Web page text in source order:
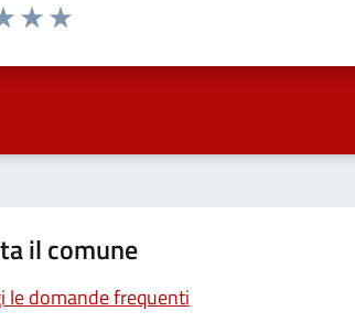
5 stelle la pagina
il comune
le domande frequenti